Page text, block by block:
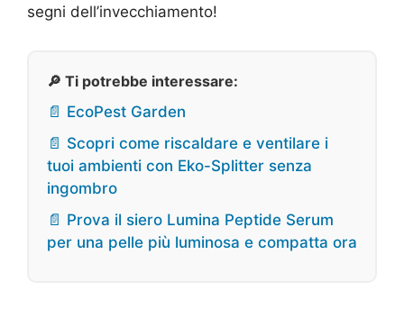
segni dell’invecchiamento!
🔎 Ti potrebbe interessare:
📄 EcoPest Garden
📄 Scopri come riscaldare e ventilare i
tuoi ambienti con Eko-Splitter senza
ingombro
📄 Prova il siero Lumina Peptide Serum
per una pelle più luminosa e compatta ora